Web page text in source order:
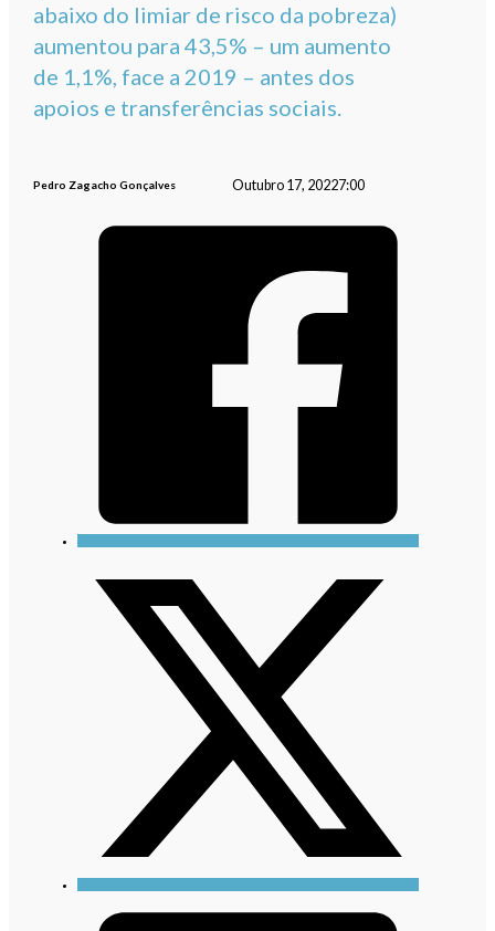
abaixo do limiar de risco da pobreza)
aumentou para 43,5% – um aumento
de 1,1%, face a 2019 – antes dos
apoios e transferências sociais.
Pedro Zagacho Gonçalves Outubro 17, 20227:00